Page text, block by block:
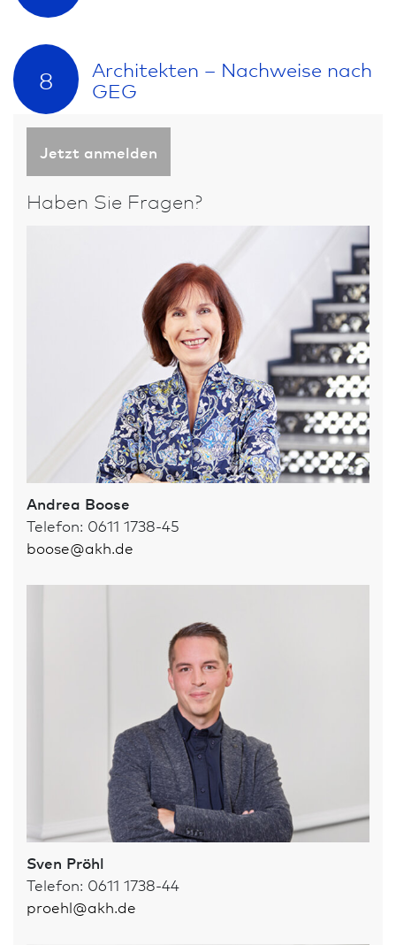
8
Architekten – Nachweise nach
GEG
Jetzt anmelden
Haben Sie Fragen?
Andrea Boose
Telefon: 0611 1738-45
boose@akh.de
Sven Pröhl
Telefon: 0611 1738-44
proehl@akh.de